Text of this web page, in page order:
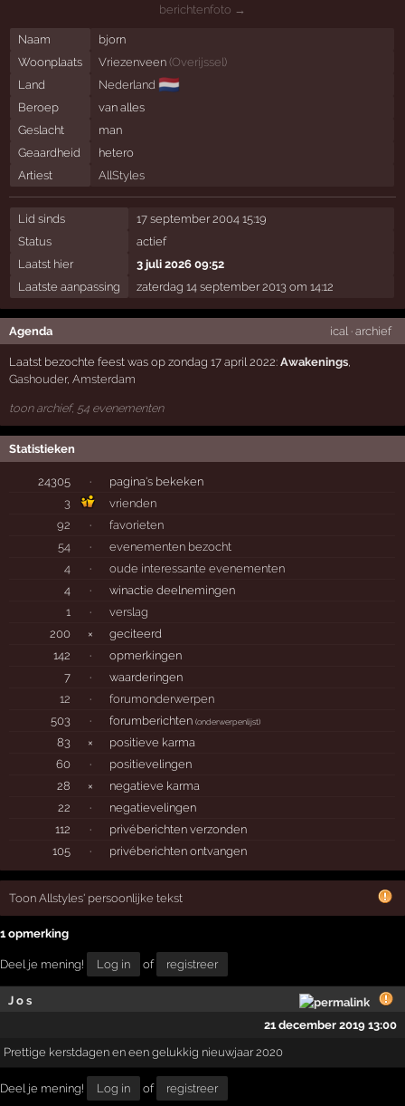
berichtenfoto →
Naam
bjorn
Woonplaats
Vriezenveen (Overijssel)
Land
Nederland 🇳🇱
Beroep
van alles
Geslacht
man
Geaardheid
hetero
Artiest
AllStyles
Lid sinds
17 september 2004 15:19
Status
actief
Laatst hier
3 juli 2026 09:52
Laatste aanpassing
zaterdag 14 september 2013 om 14:12
Agenda ical· archief
Laatst bezochte feest was op zondag 17 april 2022:Awakenings,
Gashouder,Amsterdam
toon archief, 54 evenementen
Statistieken
24305 ·
pagina's bekeken
3
vrienden
92
·
favorieten
54
·
evenementen bezocht
4
·
oude interessante evenementen
4
·
winactie deelnemingen
1
·
verslag
200
×
geciteerd
142
·
opmerkingen
7
·
waarderingen
12
·
forumonderwerpen
503
· forumberichten(onderwerpenlijst)
83 ×
positieve karma
60
·
positievelingen
28
×
negatieve karma
22
·
negatievelingen
112
·
privéberichten verzonden
105
· privéberichten ontvangen
Toon Allstyles' persoonlijke tekst
1 opmerking
Deel je mening! Log in of registreer
J o s
21 december 2019 13:00
Prettige kerstdagen en een gelukkig nieuwjaar 2020
Deel je mening! Log in of registreer